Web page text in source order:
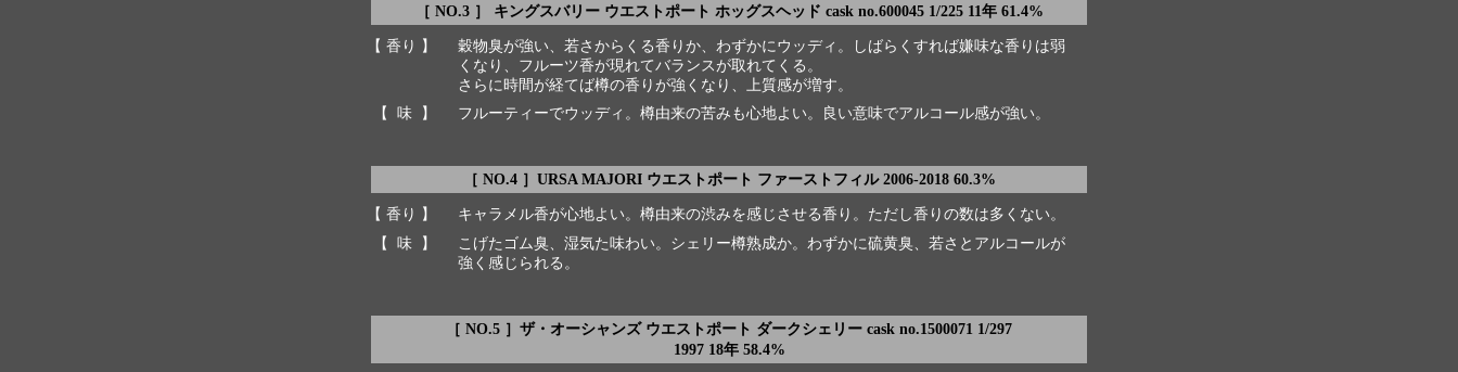
［ NO.3 ］ キングスバリー ウエストポート ホッグスヘッド cask no.600045 1/225 11年 61.4%
【 香り 】
穀物臭が強い、若さからくる香りか、わずかにウッディ。しばらくすれば嫌味な香りは弱
くなり、フルーツ香が現れてバランスが取れてくる。
さらに時間が経てば樽の香りが強くなり、上質感が増す。
【 味 】
フルーティーでウッディ。樽由来の苦みも心地よい。良い意味でアルコール感が強い。
［ NO.4 ］URSA MAJORI ウエストポート ファーストフィル 2006-2018 60.3%
【 香り 】
キャラメル香が心地よい。樽由来の渋みを感じさせる香り。ただし香りの数は多くない。
【 味 】
こげたゴム臭、湿気た味わい。シェリー樽熟成か。わずかに硫黄臭、若さとアルコールが
強く感じられる。
［ NO.5 ］ザ・オーシャンズ ウエストポート ダークシェリー cask no.1500071 1/297
1997 18年 58.4%